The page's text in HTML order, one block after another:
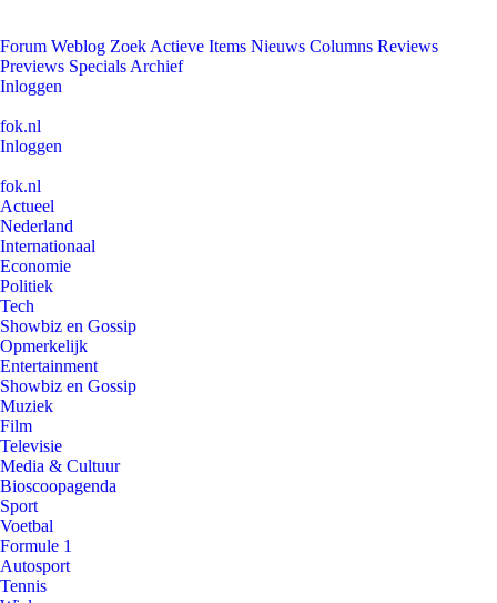
Forum Weblog Zoek Actieve Items Nieuws Columns Reviews
Previews Specials Archief
Inloggen
fok.nl
Inloggen
fok.nl
Actueel
Nederland
Internationaal
Economie
Politiek
Tech
Showbiz en Gossip
Opmerkelijk
Entertainment
Showbiz en Gossip
Muziek
Film
Televisie
Media & Cultuur
Bioscoopagenda
Sport
Voetbal
Formule 1
Autosport
Tennis